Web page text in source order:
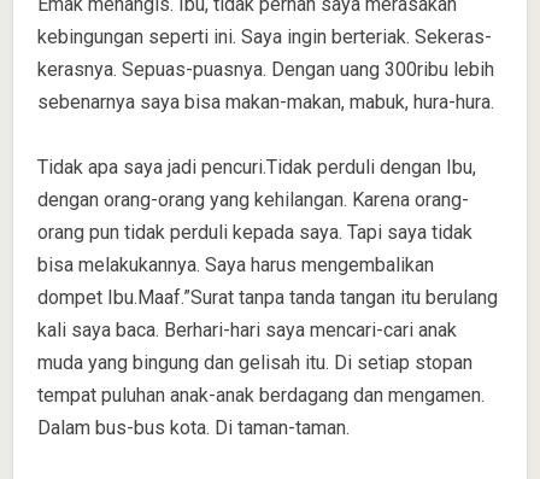
kebingungan seperti ini. Saya ingin berteriak. Sekeras-
kerasnya. Sepuas-puasnya. Dengan uang 300ribu lebih
sebenarnya saya bisa makan-makan, mabuk, hura-hura.
Tidak apa saya jadi pencuri.Tidak perduli dengan Ibu,
dengan orang-orang yang kehilangan. Karena orang-
orang pun tidak perduli kepada saya. Tapi saya tidak
bisa melakukannya. Saya harus mengembalikan
dompet Ibu.Maaf.”Surat tanpa tanda tangan itu berulang
kali saya baca. Berhari-hari saya mencari-cari anak
muda yang bingung dan gelisah itu. Di setiap stopan
tempat puluhan anak-anak berdagang dan mengamen.
Dalam bus-bus kota. Di taman-taman.